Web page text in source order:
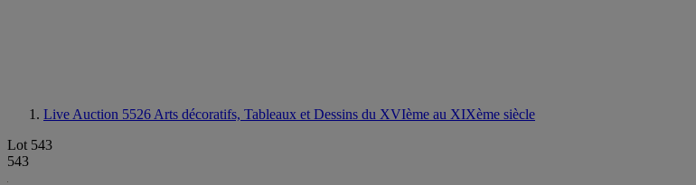
Live Auction 5526 Arts décoratifs, Tableaux et Dessins du XVIème au XIXème siècle
Lot 543
543